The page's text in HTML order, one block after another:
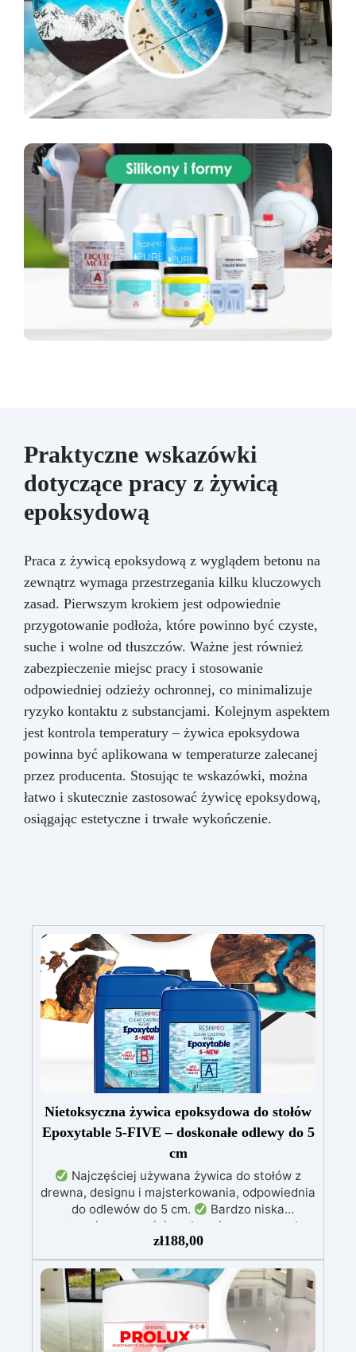
Praktyczne wskazówki
dotyczące pracy z żywicą
epoksydową
Praca z żywicą epoksydową z wyglądem betonu na
zewnątrz wymaga przestrzegania kilku kluczowych
zasad. Pierwszym krokiem jest odpowiednie
przygotowanie podłoża, które powinno być czyste,
suche i wolne od tłuszczów. Ważne jest również
zabezpieczenie miejsc pracy i stosowanie
odpowiedniej odzieży ochronnej, co minimalizuje
ryzyko kontaktu z substancjami. Kolejnym aspektem
jest kontrola temperatury – żywica epoksydowa
powinna być aplikowana w temperaturze zalecanej
przez producenta. Stosując te wskazówki, można
łatwo i skutecznie zastosować żywicę epoksydową,
osiągając estetyczne i trwałe wykończenie.
Nietoksyczna żywica epoksydowa do stołów
Epoxytable 5-FIVE – doskonałe odlewy do 5
cm
Najczęściej używana żywica do stołów z
drewna, designu i majsterkowania, odpowiednia
do odlewów do 5 cm.
Bardzo niska
egzotermia zapewniająca bezpieczną pracę bez
Odporna na zarysowania i
żółknięcie dzięki filtrom UV i wysokiej jakości
mechanicznej.
Niska lepkość, eliminująca
pęcherzyki powietrza i zapewniająca gładkie
wykończenie.
Bezpieczna i nietoksyczna,
wolna od BPA/VOC, certyfikowana do
długotrwałego kontaktu ze skórą.
zł188,00